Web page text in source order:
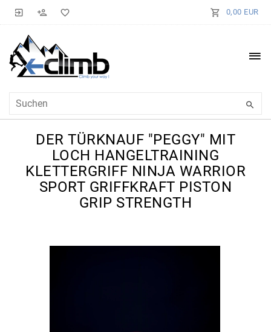
0,00 EUR
DER TÜRKNAUF "PEGGY" MIT
LOCH HANGELTRAINING
KLETTERGRIFF NINJA WARRIOR
SPORT GRIFFKRAFT PISTON
GRIP STRENGTH